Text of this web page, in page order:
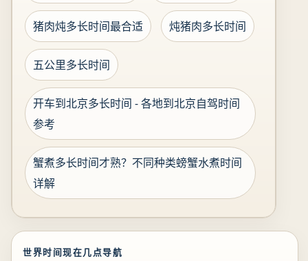
猪肉炖多长时间最合适 炖猪肉多长时间
五公里多长时间
开车到北京多长时间 - 各地到北京自驾时间
参考
蟹煮多长时间才熟？不同种类螃蟹水煮时间
详解
世界时间现在几点导航